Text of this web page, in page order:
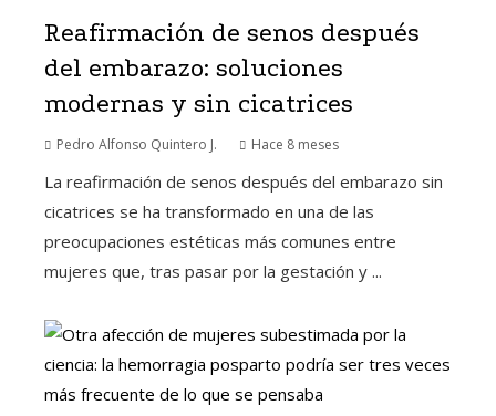
Reafirmación de senos después
del embarazo: soluciones
modernas y sin cicatrices
Pedro Alfonso Quintero J. Hace 8 meses
La reafirmación de senos después del embarazo sin
cicatrices se ha transformado en una de las
preocupaciones estéticas más comunes entre
mujeres que, tras pasar por la gestación y ...